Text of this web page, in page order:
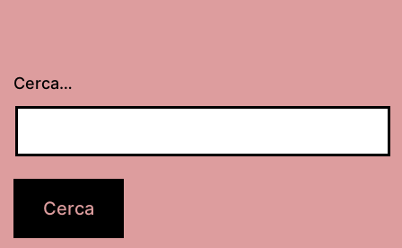
Cerca…